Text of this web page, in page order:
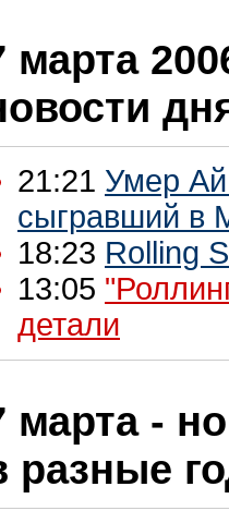
марта
21:21 Умер
сыгравший в
18:23 Rolling
13:05
детали
марта -
разные